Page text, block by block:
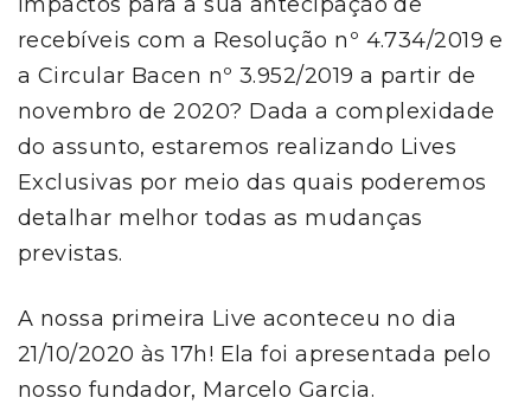
recebíveis com a Resolução nº 4.734/2019 e
a Circular Bacen nº 3.952/2019 a partir de
novembro de 2020? Dada a complexidade
do assunto, estaremos realizando Lives
Exclusivas por meio das quais poderemos
detalhar melhor todas as mudanças
previstas.
A nossa primeira Live aconteceu no dia
21/10/2020 às 17h! Ela foi apresentada pelo
nosso fundador, Marcelo Garcia.